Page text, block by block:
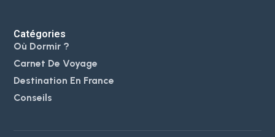
Catégories
Où Dormir ?
Carnet De Voyage
Destination En France
Conseils